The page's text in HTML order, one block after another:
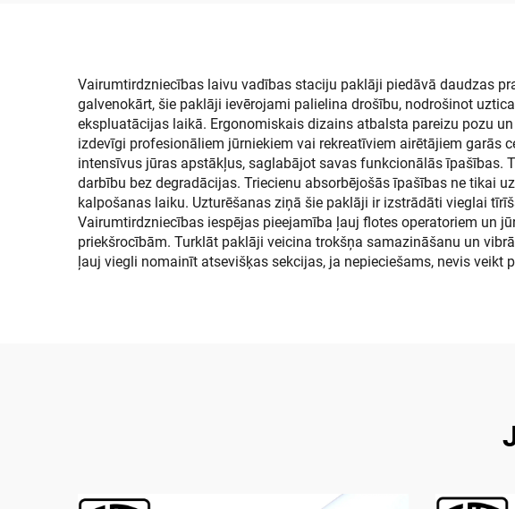
pārklājums Jon laivām,
jahtas grīdai
Vairumtirdzniecības laivu vadības staciju paklāji piedāvā daudzas
galvenokārt, šie paklāji ievērojami palielina drošību, nodrošinot
ekspluatācijas laikā. Ergonomiskais dizains atbalsta pareizu pozu
izdevīgi profesionāliem jūrniekiem vai rekreatīviem airētājiem
intensīvus jūras apstākļus, saglabājot savas funkcionālās īpašības.
darbību bez degradācijas. Triecienu absorbējošās īpašības ne tikai
kalpošanas laiku. Uzturēšanas ziņā šie paklāji ir izstrādāti vieglai
Vairumtirdzniecības iespējas pieejamība ļauj flotes operatoriem un
priekšrocībām. Turklāt paklāji veicina trokšņa samazināšanu un
ļauj viegli nomainīt atsevišķas sekcijas, ja nepieciešams, nevis veikt